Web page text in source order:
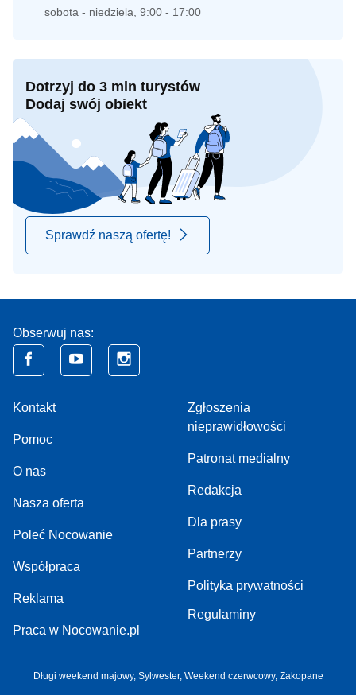
sobota - niedziela, 9:00 - 17:00
Dotrzyj do 3 mln turystów
Dodaj swój obiekt
Sprawdź naszą ofertę!
Obserwuj nas:
Kontakt
Pomoc
O nas
Nasza oferta
Poleć Nocowanie
Współpraca
Reklama
Praca w Nocowanie.pl
Zgłoszenia
nieprawidłowości
Patronat medialny
Redakcja
Dla prasy
Partnerzy
Polityka prywatności
Regulaminy
Długi weekend majowy, Sylwester, Weekend czerwcowy, Zakopane